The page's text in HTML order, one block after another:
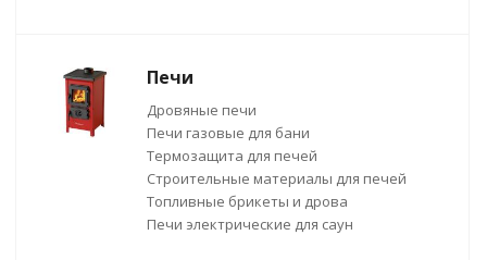
Печи
Дровяные печи
Печи газовые для бани
Термозащита для печей
Строительные материалы для печей
Топливные брикеты и дрова
Печи электрические для саун